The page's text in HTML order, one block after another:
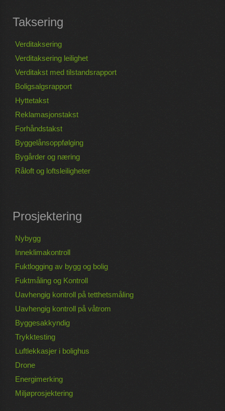
Taksering
Verditaksering
Verditaksering leilighet
Verditakst med tilstandsrapport
Boligsalgsrapport
Hyttetakst
Reklamasjonstakst
Forhåndstakst
Byggelånsoppfølging
Bygårder og næring
Råloft og loftsleiligheter
Prosjektering
Nybygg
Inneklimakontroll
Fuktlogging av bygg og bolig
Fuktmåling og Kontroll
Uavhengig kontroll på tetthetsmåling
Uavhengig kontroll på våtrom
Byggesakkyndig
Trykktesting
Luftlekkasjer i bolighus
Drone
Energimerking
Miljøprosjektering